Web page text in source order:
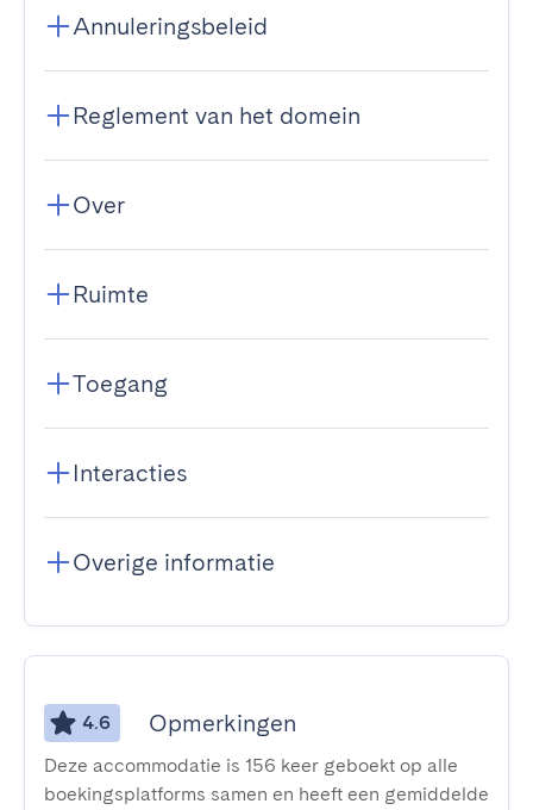
Annuleringsbeleid
Reglement van het domein
Over
Ruimte
Toegang
Interacties
Overige informatie
4.6 Opmerkingen
Deze accommodatie is 156 keer geboekt op alle
boekingsplatforms samen en heeft een gemiddelde